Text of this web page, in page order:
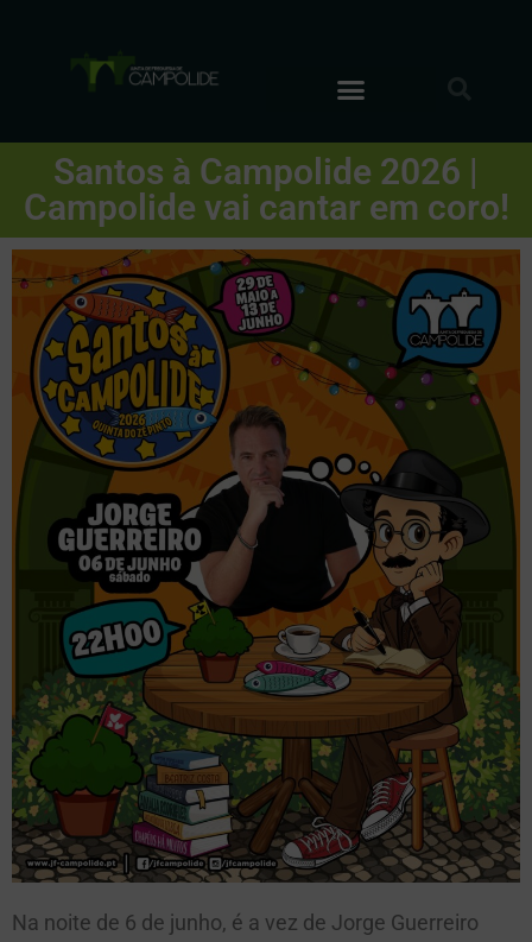
Santos à Campolide 2026 |
Campolide vai cantar em coro!
Na noite de 6 de junho, é a vez de Jorge Guerreiro